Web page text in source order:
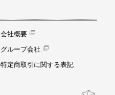
会社概要
グループ会社
特定商取引に関する表記